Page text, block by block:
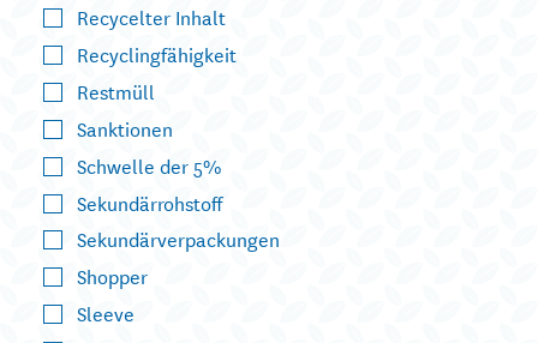
Recycelter Inhalt
Recyclingfähigkeit
Restmüll
Sanktionen
Schwelle der 5%
Sekundärrohstoff
Sekundärverpackungen
Shopper
Sleeve